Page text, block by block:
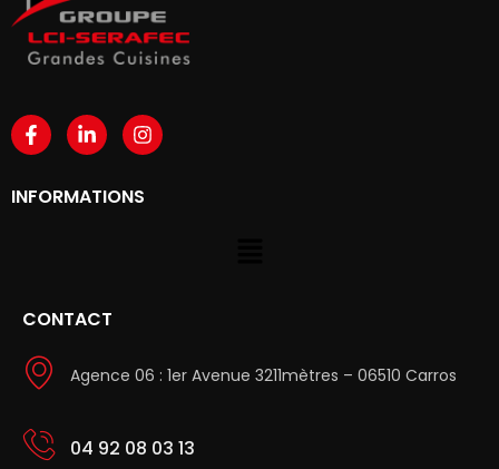
INFORMATIONS
CONTACT
Agence 06 : 1er Avenue 3211mètres – 06510 Carros
04 92 08 03 13